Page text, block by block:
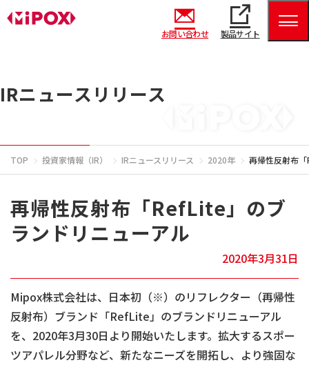
お問い合わせ 製品サイト
IRニュースリリース
TOP 投資家情報（IR） IRニュースリリース 2020年 再帰性反射布
再帰性反射布「RefLite」のブ
ランドリニューアル
2020年3月31日
Mipox株式会社は、日本初（※）のリフレクター（再帰性
反射布）ブランド「RefLite」のブランドリニューアル
を、2020年3月30日より開始いたします。拡大するスポー
ツアパレル分野など、新たなニーズを開拓し、より強固な